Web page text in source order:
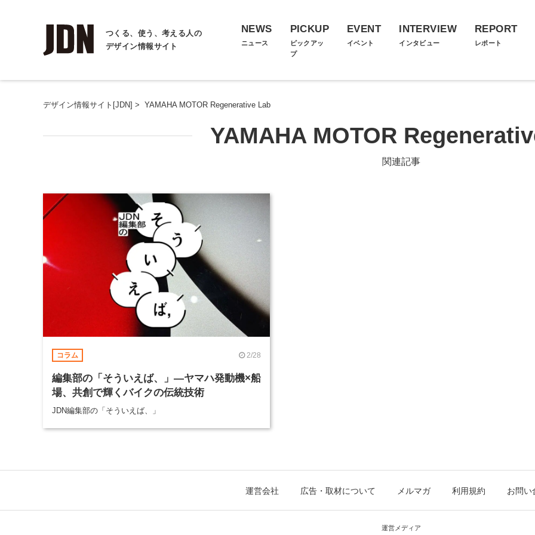
つくる、使う、考える人の
デザイン情報サイト
NEWS
ニュース
PICKUP
ピックアッ
プ
EVENT
イベント
INTERVIEW
インタビュー
REPORT
レポート
デザイン情報サイト[JDN] > YAMAHA MOTOR Regenerative Lab
YAMAHA MOTOR
関連記事
コラム 2/28
編集部の「そういえば、」―ヤマハ発動機×船
場、共創で輝くバイクの伝統技術
JDN編集部の「そういえば、」
運営会社 広告・取材について メルマガ 利用規約 お問い
運営メディア